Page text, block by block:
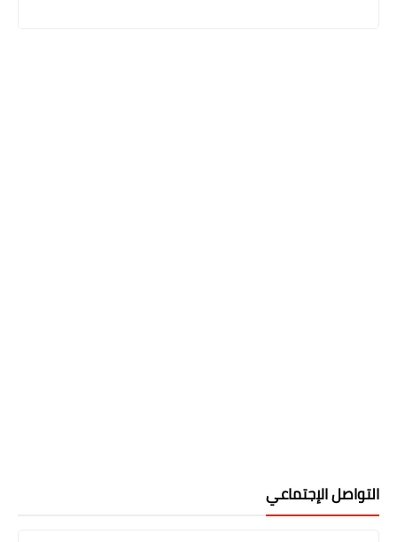
التواصل الإجتماعي